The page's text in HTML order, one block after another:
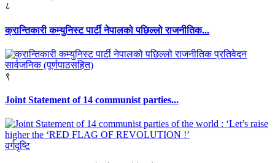
८
क्रान्तिकारी कम्युनिस्ट पार्टी नेपालको पछिल्लो राजनीतिक...
९
Joint Statement of 14 communist parties...
वर्गदृष्टि